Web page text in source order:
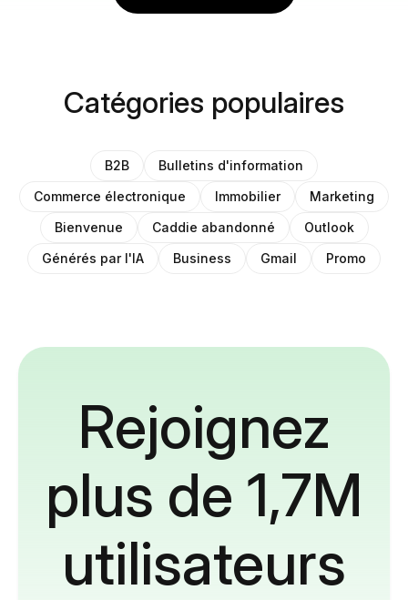
Catégories populaires
B2B
Bulletins d'information
Commerce électronique
Immobilier
Marketing
Bienvenue
Caddie abandonné
Outlook
Générés par l'IA
Business Gmail Promo
Rejoignez
plus de 1,7M
utilisateurs